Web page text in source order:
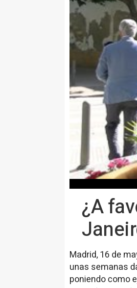
¿A
Madrid, 16 de
unas semanas
poniendo como